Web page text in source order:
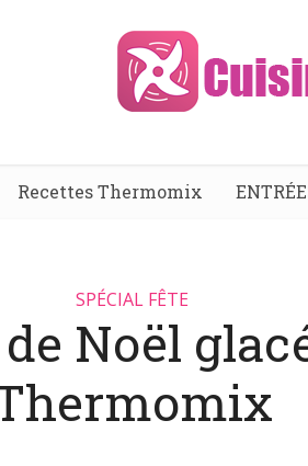
Recettes Thermomix
SPÉCIAL FÊTE
Noël